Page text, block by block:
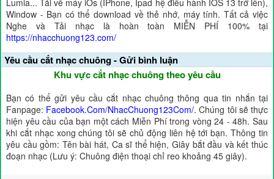
Lumia... Tải về máy iOs (IPhone, Ipad hệ điều hành IOS 13 trở lên),
Window - Bạn có thể download về thẻ nhớ, máy tính. Tất cả việc
Nghe và Tải nhạc là hoàn toàn MIỄN PHÍ 100% tại
https://nhacchuong123.com/
Yêu cầu cắt nhạc chuông - Gửi bình luận
Khu vực cắt nhạc chuông theo yêu cầu
Bạn có thể gửi yêu cầu cắt nhạc chuông thông qua tin nhắn tại
Fanpage: Facebook.Com/NhacChuong123Com/. Chúng tôi sẽ thực
hiện yêu cầu của bạn một cách Miễn Phí trong vòng 24 - 48h. Sau
khi cắt nhạc xong chúng tôi sẽ chủ động liên hệ tới bạn. Thông tin
yêu cầu gồm: Tên bài hát, Ca sĩ thể hiện, Giây bắt đầu và kết thúc
đoạn nhạc (Lưu ý: Chuông điện thoại chỉ reo khoảng 45 giây).